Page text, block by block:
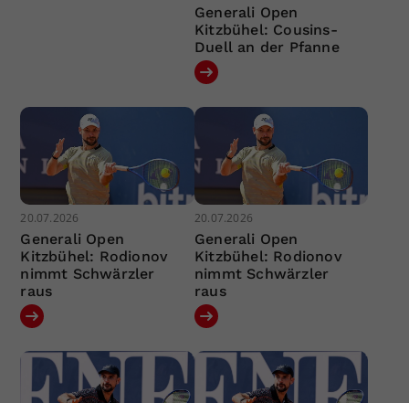
Generali Open
Kitzbühel: Cousins-
Duell an der Pfanne
20.07.2026
Generali Open
Kitzbühel: Rodionov
nimmt Schwärzler
raus
20.07.2026
Generali Open
Kitzbühel: Rodionov
nimmt Schwärzler
raus